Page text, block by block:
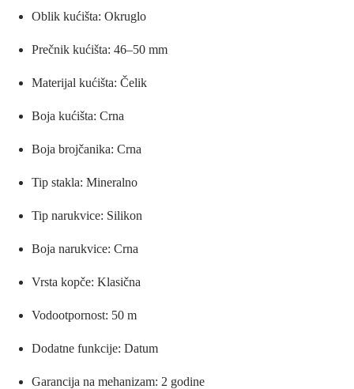
Oblik kućišta: Okruglo
Prečnik kućišta: 46–50 mm
Materijal kućišta: Čelik
Boja kućišta: Crna
Boja brojčanika: Crna
Tip stakla: Mineralno
Tip narukvice: Silikon
Boja narukvice: Crna
Vrsta kopče: Klasična
Vodootpornost: 50 m
Dodatne funkcije: Datum
Garancija na mehanizam: 2 godine